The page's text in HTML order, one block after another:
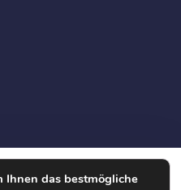
Ihnen das bestmögliche